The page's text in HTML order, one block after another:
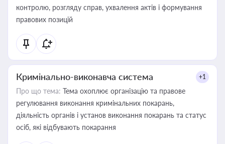
контролю, розгляду справ, ухвалення актів і формування
правових позицій
Кримінально-виконавча система +1
Про що тема: Тема охоплює організацію та правове
регулювання виконання кримінальних покарань,
діяльність органів і установ виконання покарань та статус
осіб, які відбувають покарання